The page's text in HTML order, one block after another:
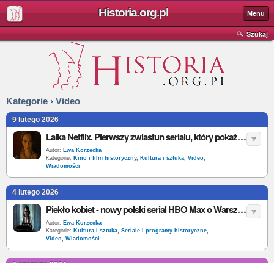
Historia.org.pl Menu
Szukaj
Kategorie › Video
9 lutego 2026
Lalka Netflix. Pierwszy zwiastun serialu, który pokaże inną Łęcką
Autor: Ewa Korzecka
Kategorie: Kino i film historyczny, Kultura i sztuka, Video,
Wiadomości
4 lutego 2026
Piekło kobiet - nowy polski serial HBO Max o Warszawie lat 30. Opowie o tematyce aborcji w II RP
Autor: Ewa Korzecka
Kategorie: Kultura i sztuka, Seriale i programy historyczne,
Video, Wiadomości